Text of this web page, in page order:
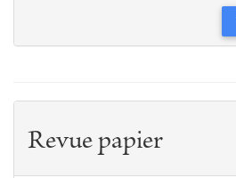
Revue papier